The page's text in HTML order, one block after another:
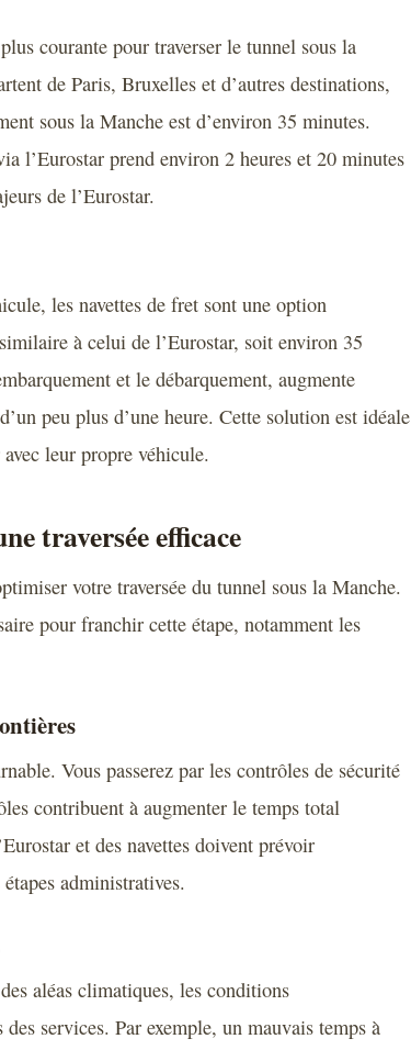
courante pour traverser le tunnel sous la
de Paris, Bruxelles et d’autres destinations,
sous la Manche est d’environ 35 minutes.
l’Eurostar prend environ 2 heures et 20 minutes
de l’Eurostar.
les navettes de fret sont une option
à celui de l’Eurostar, soit environ 35
et le débarquement, augmente
peu plus d’une heure. Cette solution est idéale
leur propre véhicule.
traversée efficace
votre traversée du tunnel sous la Manche.
pour franchir cette étape, notamment les
Vous passerez par les contrôles de sécurité
contribuent à augmenter le temps total
et des navettes doivent prévoir
administratives.
aléas climatiques, les conditions
services. Par exemple, un mauvais temps à